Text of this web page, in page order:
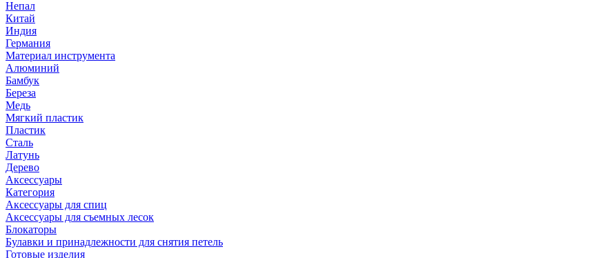
Непал
Китай
Индия
Германия
Материал инструмента
Алюминий
Бамбук
Береза
Медь
Мягкий пластик
Пластик
Сталь
Латунь
Дерево
Аксессуары
Категория
Аксессуары для спиц
Аксессуары для съемных лесок
Блокаторы
Булавки и принадлежности для снятия петель
Готовые изделия